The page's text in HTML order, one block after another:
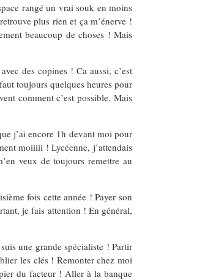
rangé un vrai souk en moins
plus rien et ça m’énerve !
beaucoup de choses ! Mais
des copines ! Ca aussi, c’est
toujours quelques heures pour
comment c’est possible. Mais
j’ai encore 1h devant moi pour
moiiiii ! Lycéenne, j’attendais
veux de toujours remettre au
fois cette année ! Payer son
je fais attention ! En général,
une grande spécialiste ! Partir
les clés ! Remonter chez moi
du facteur ! Aller à la banque